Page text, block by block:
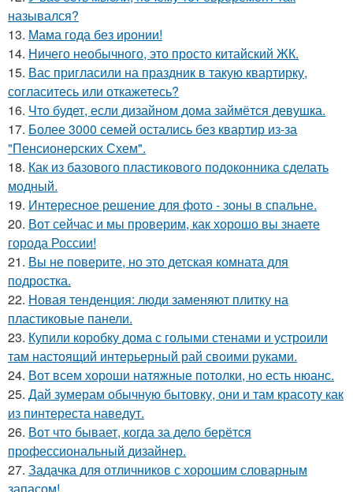
назывался?
13. Мама года без иронии!
14. Ничего необычного, это просто китайский ЖК.
15. Вас пригласили на праздник в такую квартирку,
согласитесь или откажетесь?
16. Что будет, если дизайном дома займётся девушка.
17. Более 3000 семей остались без квартир из-за
"Пенсионерских Схем".
18. Как из базового пластикового подоконника сделать
модный.
19. Интересное решение для фото - зоны в спальне.
20. Вот сейчас и мы проверим, как хорошо вы знаете
города России!
21. Вы не поверите, но это детская комната для
подростка.
22. Новая тенденция: люди заменяют плитку на
пластиковые панели.
23. Купили коробку дома с голыми стенами и устроили
там настоящий интерьерный рай своими руками.
24. Вот всем хороши натяжные потолки, но есть нюанс.
25. Дай зумерам обычную бытовку, они и там красоту как
из пинтереста наведут.
26. Вот что бывает, когда за дело берётся
профессиональный дизайнер.
27. Задачка для отличников с хорошим словарным